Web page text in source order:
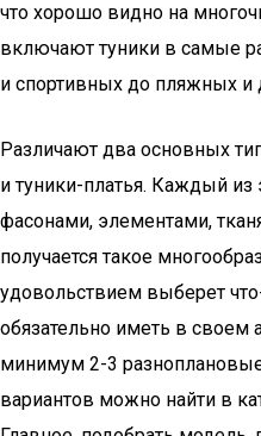
что хорошо видно на
включают туники в самые
и спортивных до пляжных и
Различают два основных
и туники-платья. Каждый из
фасонами, элементами,
получается такое
удовольствием выберет
обязательно иметь в
минимум 2-3
вариантов можно найти в